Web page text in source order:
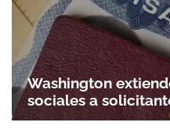
Washington
sociales a